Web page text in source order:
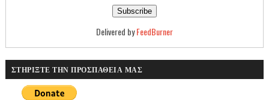
Delivered byFeedBurner
ΣΤΗΡΙΞΤΕ ΤΗΝ ΠΡΟΣΠΑΘΕΙΑ ΜΑΣ